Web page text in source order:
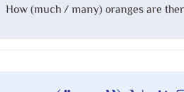
How (much / many) oranges are